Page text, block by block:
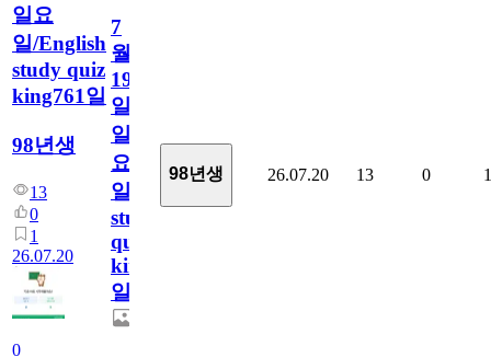
일요
일/English
study quiz
king761일
98년생
13
0
1
26.07.20
0
7
월
19
일
일
요
일/English
study
quiz
king761
일
98년생 26.07.20 13 0 1